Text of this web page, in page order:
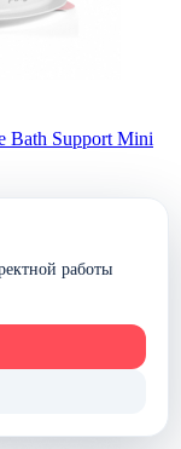
Bath Support Mini
работы